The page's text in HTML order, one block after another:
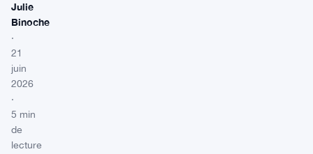
Julie
Binoche
·
21
juin
2026
·
5 min
de
lecture